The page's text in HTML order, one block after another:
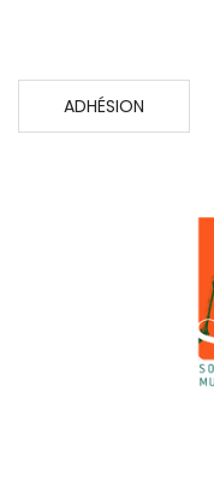
ADHÉSION